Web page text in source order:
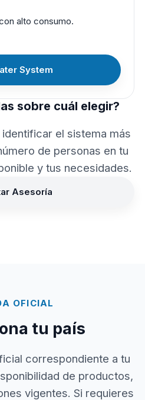
alto consumo.
System
sobre cuál elegir?
el sistema más
de personas en tu
y tus necesidades.
Asesoría
OFICIAL
tu país
correspondiente a tu
de productos,
vigentes. Si requieres